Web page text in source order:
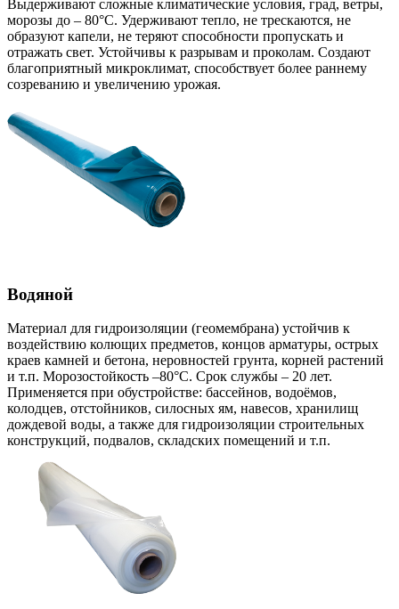
Выдерживают сложные климатические условия, град, ветры,
морозы до – 80°С. Удерживают тепло, не трескаются, не
образуют капели, не теряют способности пропускать и
отражать свет. Устойчивы к разрывам и проколам. Создают
благоприятный микроклимат, способствует более раннему
созреванию и увеличению урожая.
Водяной
Материал для гидроизоляции (геомембрана) устойчив к
воздействию колющих предметов, концов арматуры, острых
краев камней и бетона, неровностей грунта, корней растений
и т.п. Морозостойкость –80°С. Срок службы – 20 лет.
Применяется при обустройстве: бассейнов, водоёмов,
колодцев, отстойников, силосных ям, навесов, хранилищ
дождевой воды, а также для гидроизоляции строительных
конструкций, подвалов, складских помещений и т.п.